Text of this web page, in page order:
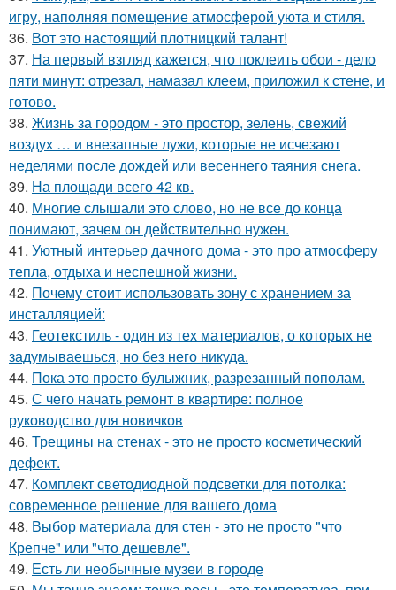
игру, наполняя помещение атмосферой уюта и стиля.
36. Вот это настоящий плотницкий талант!
37. На первый взгляд кажется, что поклеить обои - дело
пяти минут: отрезал, намазал клеем, приложил к стене, и
готово.
38. Жизнь за городом - это простор, зелень, свежий
воздух … и внезапные лужи, которые не исчезают
неделями после дождей или весеннего таяния снега.
39. На площади всего 42 кв.
40. Многие слышали это слово, но не все до конца
понимают, зачем он действительно нужен.
41. Уютный интерьер дачного дома - это про атмосферу
тепла, отдыха и неспешной жизни.
42. Почему стоит использовать зону с хранением за
инсталляцией:
43. Геотекстиль - один из тех материалов, о которых не
задумываешься, но без него никуда.
44. Пока это просто булыжник, разрезанный пополам.
45. С чего начать ремонт в квартире: полное
руководство для новичков
46. Трещины на стенах - это не просто косметический
дефект.
47. Комплект светодиодной подсветки для потолка:
современное решение для вашего дома
48. Выбор материала для стен - это не просто "что
Крепче" или "что дешевле".
49. Есть ли необычные музеи в городе